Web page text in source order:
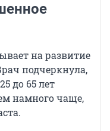
на развитие
подчеркнула,
до 65 лет
намного чаще,